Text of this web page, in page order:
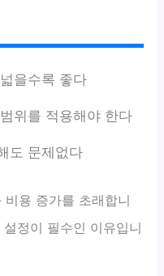
을수록 좋다
위를 적용해야 한다
도 문제없다
용 증가를 초래합니
정이 필수인 이유입니